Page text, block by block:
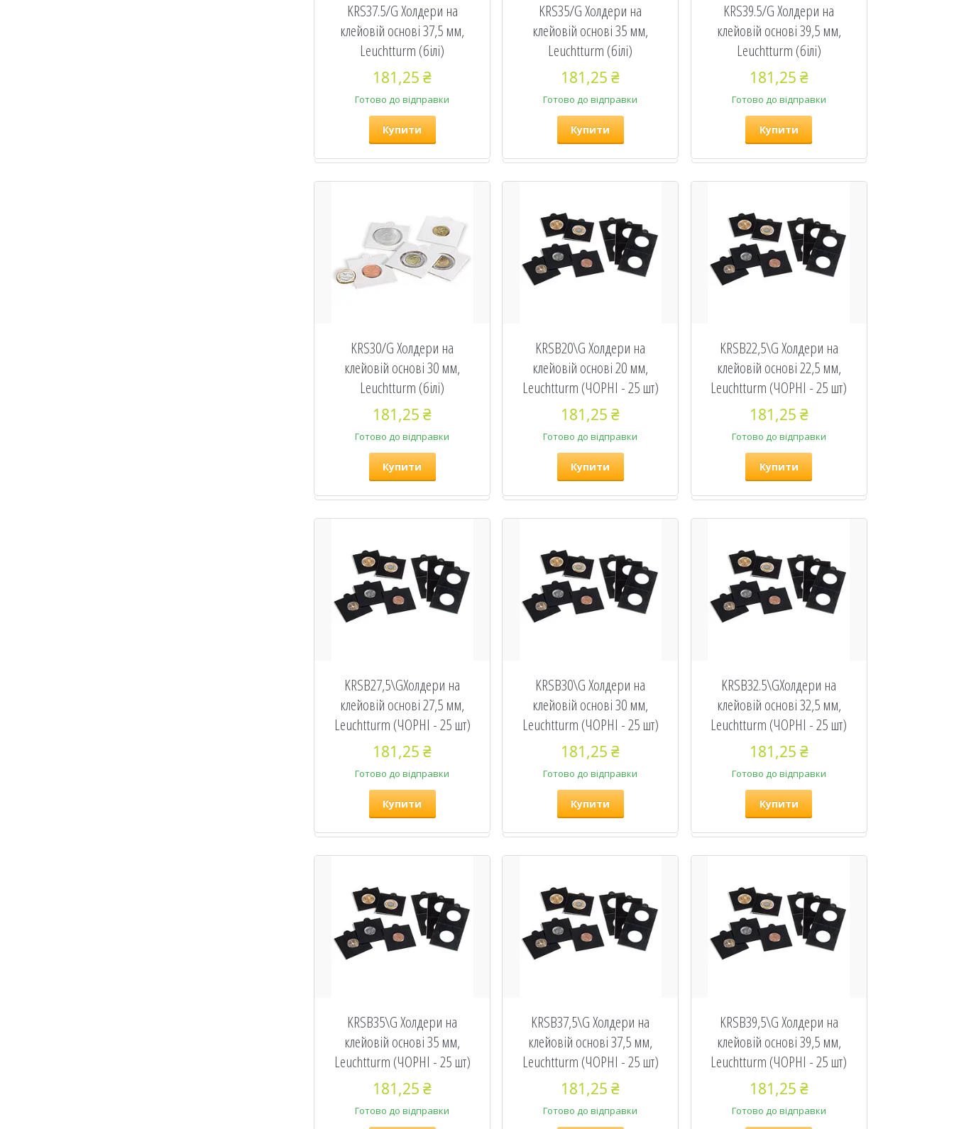
KRS37.5/G Холдери на
клейовій основі 37,5 мм,
Leuchtturm (білі)
181,25 ₴
Готово до відправки
Купити
KRS35/G Холдери на
клейовій основі 35 мм,
Leuchtturm (білі)
181,25 ₴
Готово до відправки
Купити
KRS39.5/G Холдери на
клейовій основі 39,5 мм,
Leuchtturm (білі)
181,25 ₴
Готово до відправки
Купити
KRS30/G Холдери на
клейовій основі 30 мм,
Leuchtturm (білі)
181,25 ₴
Готово до відправки
Купити
KRSB20\G Холдери на
клейовій основі 20 мм,
Leuchtturm (ЧОРНІ - 25 шт)
181,25 ₴
Готово до відправки
Купити
KRSB22,5\G Холдери на
клейовій основі 22,5 мм,
Leuchtturm (ЧОРНІ - 25 шт)
181,25 ₴
Готово до відправки
Купити
KRSB27,5\GХолдери на
клейовій основі 27,5 мм,
Leuchtturm (ЧОРНІ - 25 шт)
181,25 ₴
Готово до відправки
Купити
KRSB30\G Холдери на
клейовій основі 30 мм,
Leuchtturm (ЧОРНІ - 25 шт)
181,25 ₴
Готово до відправки
Купити
KRSB32.5\GХолдери на
клейовій основі 32,5 мм,
Leuchtturm (ЧОРНІ - 25 шт)
181,25 ₴
Готово до відправки
Купити
KRSB35\G Холдери на
клейовій основі 35 мм,
Leuchtturm (ЧОРНІ - 25 шт)
181,25 ₴
Готово до відправки
KRSB37,5\G Холдери на
клейовій основі 37,5 мм,
Leuchtturm (ЧОРНІ - 25 шт)
181,25 ₴
Готово до відправки
KRSB39,5\G Холдери на
клейовій основі 39,5 мм,
Leuchtturm (ЧОРНІ - 25 шт)
181,25 ₴
Готово до відправки